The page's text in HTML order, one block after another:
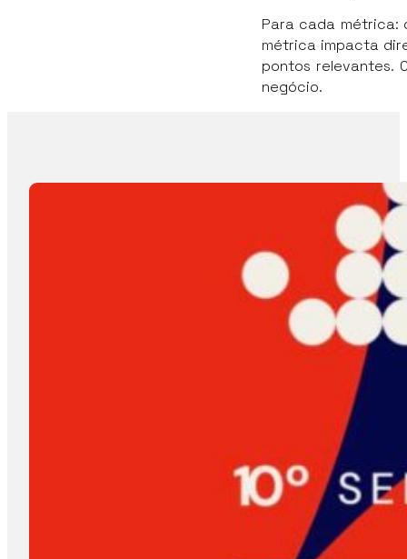
Para cada métrica:
métrica impacta
pontos relevantes.
negócio.